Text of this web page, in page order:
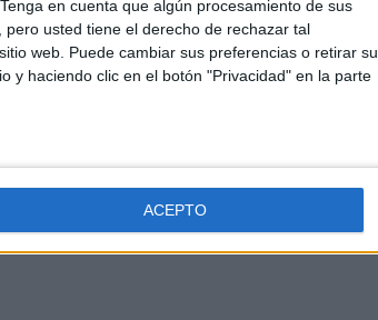
Tenga en cuenta que algún procesamiento de sus
usted tiene el derecho de rechazar tal
web. Puede cambiar sus preferencias o retirar su
y haciendo clic en el botón "Privacidad" en la parte
ACEPTO